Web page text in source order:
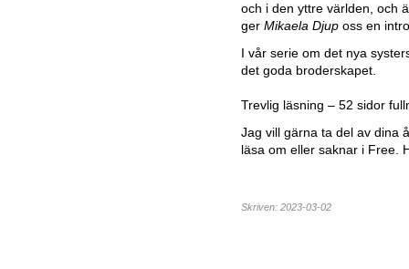
och i den yttre världen, och
ger Mikaela Djup oss en
I vår serie om det nya
det goda broderskapet.
Trevlig läsning – 52 sidor
Jag vill gärna ta del av dina
läsa om eller saknar i Free.
Skriven: 2023-03-02